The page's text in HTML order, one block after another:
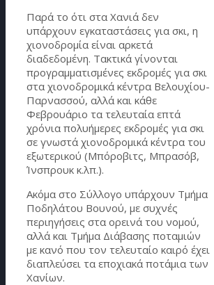
Παρά το ότι στα Χανιά δεν
υπάρχουν εγκαταστάσεις για σκι, η
χιονοδρομία είναι αρκετά
διαδεδομένη. Τακτικά γίνονται
προγραμματισμένες εκδρομές για σκι
στα χιονοδρομικά κέντρα Βελουχίου-
Παρνασσού, αλλά και κάθε
Φεβρουάριο τα τελευταία επτά
χρόνια πολυήμερες εκδρομές για σκι
σε γνωστά χιονοδρομικά κέντρα του
εξωτερικού (Μπόροβιτς, Μπρασόβ,
Ίνσπρουκ κ.λπ.).
Ακόμα στο Σύλλογο υπάρχουν Τμήμα
Ποδηλάτου Βουνού, με συχνές
περιηγήσεις στα ορεινά του νομού,
αλλά και Τμήμα Διάβασης ποταμιών
με κανό που τον τελευταίο καιρό έχει
διαπλεύσει τα εποχιακά ποτάμια των
Χανίων.